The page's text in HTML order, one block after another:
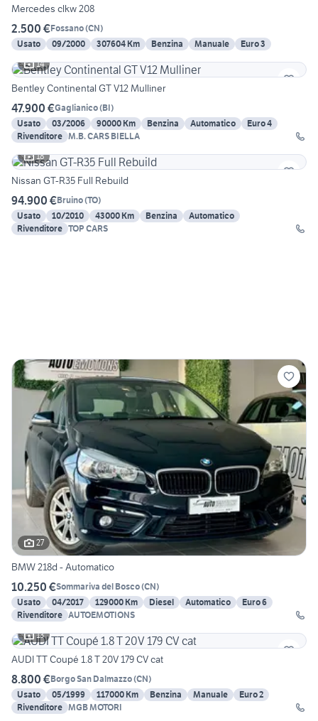
Mercedes clkw 208
2.500 €Fossano(CN)
Usato
09/2000 307604 Km Benzina Manuale
Euro 3
14
Bentley Continental GT V12 Mulliner
47.900 €Gaglianico(BI)
Usato
03/2006 90000 Km Benzina Automatico
Euro 4
Rivenditore M.B. CARS BIELLA
18
Nissan GT-R35 Full Rebuild
94.900 €Bruino(TO)
Usato
10/2010 43000 Km Benzina
Automatico
Rivenditore TOP CARS
27
BMW 218d - Automatico
10.250 €Sommariva del Bosco(CN)
Usato
04/2017 129000 Km Diesel Automatico
Euro 6
Rivenditore AUTOEMOTIONS
13
AUDI TT Coupé 1.8 T 20V 179 CV cat
8.800 €Borgo San Dalmazzo(CN)
Usato
05/1999 117000 Km Benzina Manuale
Euro 2
Rivenditore MGB MOTORI